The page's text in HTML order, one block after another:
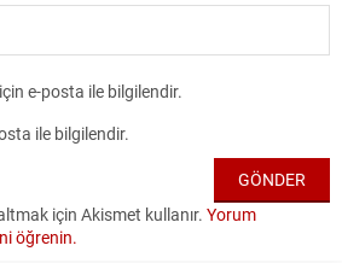
e-posta ile bilgilendir.
ile bilgilendir.
için Akismet kullanır. Yorum
öğrenin.